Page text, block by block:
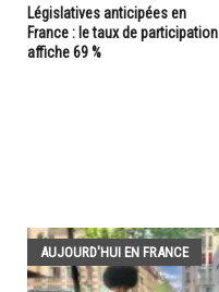
Législatives anticipées en
France : le taux de participation
affiche 69 %
AUJOURD'HUI EN FRANCE